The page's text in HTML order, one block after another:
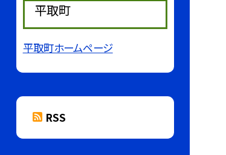
平取町
平取町ホームページ
RSS